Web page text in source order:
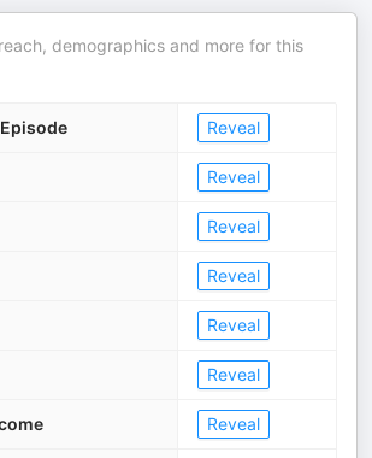
demographics and more for this
Reveal
Reveal
Reveal
Reveal
Reveal
Reveal
Reveal